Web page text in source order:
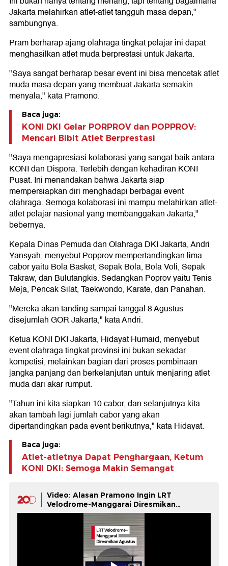
Jakarta melahirkan atlet-atlet tangguh masa depan,"
sambungnya.
Pram berharap ajang olahraga tingkat pelajar ini dapat
menghasilkan atlet muda berprestasi untuk Jakarta.
"Saya sangat berharap besar event ini bisa mencetak atlet
muda masa depan yang membuat Jakarta semakin
menyala," kata Pramono.
Baca juga:
KONI DKI Gelar PORPROV dan POPPROV:
Mencari Bibit Atlet Berprestasi
"Saya mengapresiasi kolaborasi yang sangat baik antara
KONI dan Dispora. Terlebih dengan kehadiran KONI
Pusat. Ini menandakan bahwa Jakarta siap
mempersiapkan diri menghadapi berbagai event
olahraga. Semoga kolaborasi ini mampu melahirkan atlet-
atlet pelajar nasional yang membanggakan Jakarta,"
bebernya.
Kepala Dinas Pemuda dan Olahraga DKI Jakarta, Andri
Yansyah, menyebut Popprov mempertandingkan lima
cabor yaitu Bola Basket, Sepak Bola, Bola Voli, Sepak
Takraw, dan Bulutangkis. Sedangkan Poprov yaitu Tenis
Meja, Pencak Silat, Taekwondo, Karate, dan Panahan.
"Mereka akan tanding sampai tanggal 8 Agustus
disejumlah GOR Jakarta," kata Andri.
Ketua KONI DKI Jakarta, Hidayat Humaid, menyebut
event olahraga tingkat provinsi ini bukan sekadar
kompetisi, melainkan bagian dari proses pembinaan
jangka panjang dan berkelanjutan untuk menjaring atlet
muda dari akar rumput.
"Tahun ini kita siapkan 10 cabor, dan selanjutnya kita
akan tambah lagi jumlah cabor yang akan
dipertandingkan pada event berikutnya," kata Hidayat.
Baca juga:
Atlet-atletnya Dapat Penghargaan, Ketum
KONI DKI: Semoga Makin Semangat
Video: Alasan Pramono Ingin LRT
Velodrome-Manggarai Diresmikan
Prabowo